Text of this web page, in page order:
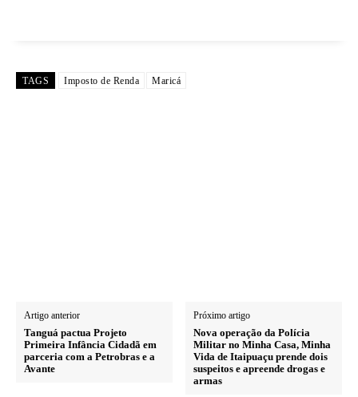
TAGS Imposto de Renda Maricá
Artigo anterior
Tanguá pactua Projeto
Primeira Infância Cidadã em
parceria com a Petrobras e a
Avante
Próximo artigo
Nova operação da Polícia
Militar no Minha Casa, Minha
Vida de Itaipuaçu prende dois
suspeitos e apreende drogas e
armas